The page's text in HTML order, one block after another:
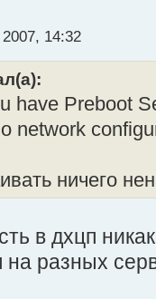
14:32
have Preboot
network
ничего
в дхцп
разных